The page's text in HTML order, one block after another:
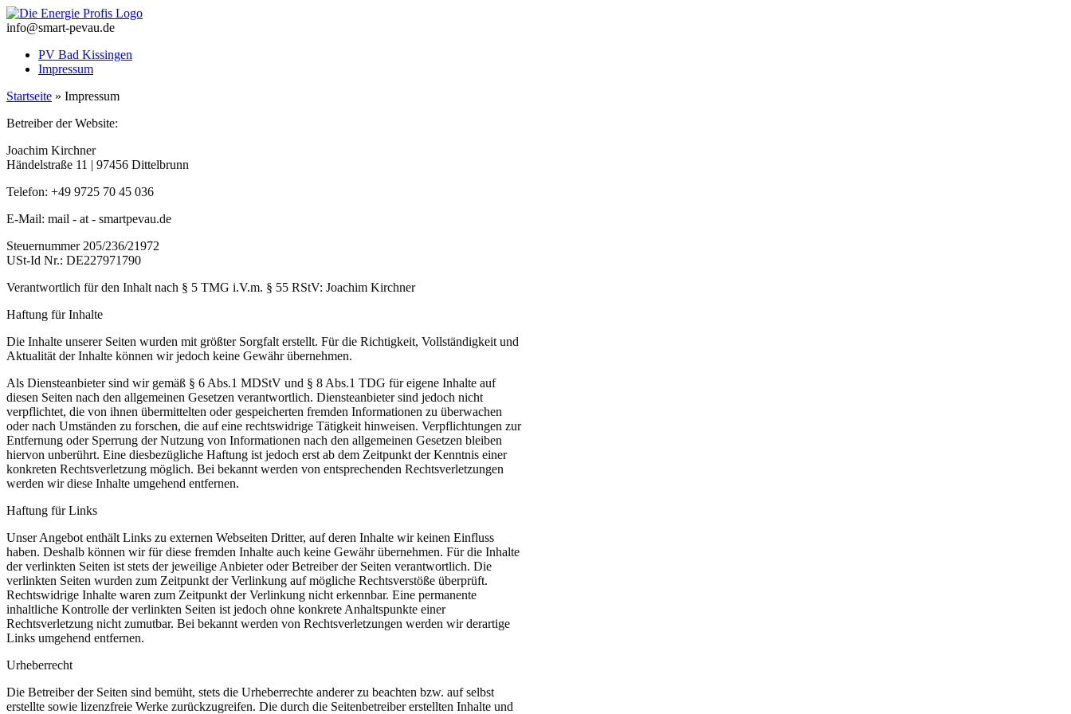
Zum
Inhalt
info@smart-pevau.de
PV Bad Kissingen
Impressum
Startseite » Impressum
Betreiber der Website:
Joachim Kirchner
Händelstraße 11 | 97456 Dittelbrunn
Telefon: +49 9725 70 45 036
E-Mail: mail - at - smartpevau.de
Steuernummer 205/236/21972
USt-Id Nr.: DE227971790
Verantwortlich für den Inhalt nach § 5 TMG i.V.m. § 55 RStV: Joachim Kirchner
Haftung für Inhalte
Die Inhalte unserer Seiten wurden mit größter Sorgfalt erstellt. Für die Richtigkeit, Vollständigkeit und
Aktualität der Inhalte können wir jedoch keine Gewähr übernehmen.
Als Diensteanbieter sind wir gemäß § 6 Abs.1 MDStV und § 8 Abs.1 TDG für eigene Inhalte auf
diesen Seiten nach den allgemeinen Gesetzen verantwortlich. Diensteanbieter sind jedoch nicht
verpflichtet, die von ihnen übermittelten oder gespeicherten fremden Informationen zu überwachen
oder nach Umständen zu forschen, die auf eine rechtswidrige Tätigkeit hinweisen. Verpflichtungen zur
Entfernung oder Sperrung der Nutzung von Informationen nach den allgemeinen Gesetzen bleiben
hiervon unberührt. Eine diesbezügliche Haftung ist jedoch erst ab dem Zeitpunkt der Kenntnis einer
konkreten Rechtsverletzung möglich. Bei bekannt werden von entsprechenden Rechtsverletzungen
werden wir diese Inhalte umgehend entfernen.
Haftung für Links
Unser Angebot enthält Links zu externen Webseiten Dritter, auf deren Inhalte wir keinen Einfluss
haben. Deshalb können wir für diese fremden Inhalte auch keine Gewähr übernehmen. Für die Inhalte
der verlinkten Seiten ist stets der jeweilige Anbieter oder Betreiber der Seiten verantwortlich. Die
verlinkten Seiten wurden zum Zeitpunkt der Verlinkung auf mögliche Rechtsverstöße überprüft.
Rechtswidrige Inhalte waren zum Zeitpunkt der Verlinkung nicht erkennbar. Eine permanente
inhaltliche Kontrolle der verlinkten Seiten ist jedoch ohne konkrete Anhaltspunkte einer
Rechtsverletzung nicht zumutbar. Bei bekannt werden von Rechtsverletzungen werden wir derartige
Links umgehend entfernen.
Urheberrecht
Die Betreiber der Seiten sind bemüht, stets die Urheberrechte anderer zu beachten bzw. auf selbst
erstellte sowie lizenzfreie Werke zurückzugreifen. Die durch die Seitenbetreiber erstellten Inhalte und